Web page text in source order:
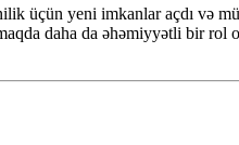
üçün yeni imkanlar açdı və
daha da əhəmiyyətli bir rol